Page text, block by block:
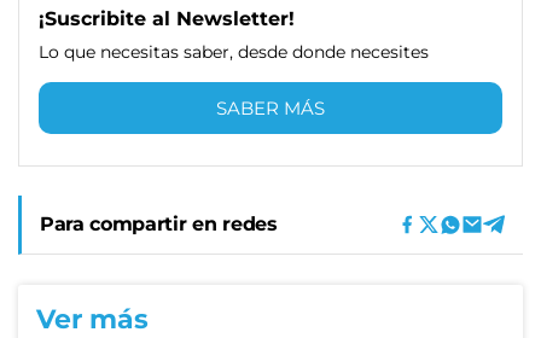
¡Suscribite al Newsletter!
Lo que necesitas saber, desde donde necesites
SABER MÁS
Para compartir en redes
Ver más